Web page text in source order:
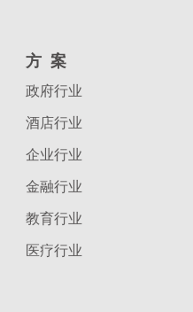
方案
政府行业
酒店行业
企业行业
金融行业
教育行业
医疗行业